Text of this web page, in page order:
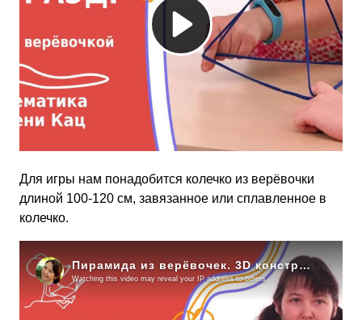
Для игры нам понадобится колечко из верёвочки
длиной 100-120 см, завязанное или сплавленное в
колечко.